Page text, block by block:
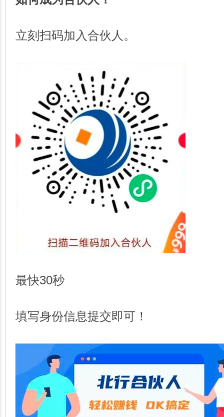
立刻扫码加入合伙人。
最快30秒
填写身份信息提交即可！